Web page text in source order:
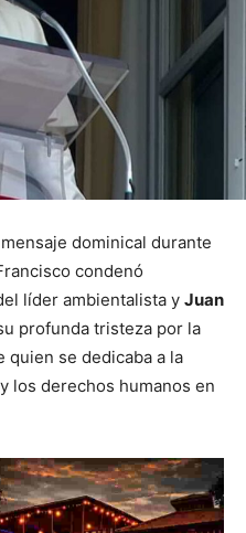
dominical durante
condenó
líder ambientalista y Juan
profunda tristeza por la
quien se dedicaba a la
los derechos humanos en